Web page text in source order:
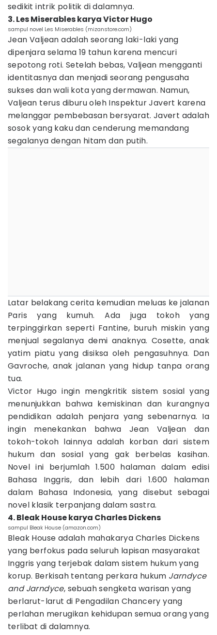
sedikit intrik politik di dalamnya.
3. Les Miserables karya Victor Hugo
sampul novel Les Miserables (mizanstore.com)
Jean Valjean adalah seorang laki-laki yang
dipenjara selama 19 tahun karena mencuri
sepotong roti. Setelah bebas, Valjean mengganti
identitasnya dan menjadi seorang pengusaha
sukses dan wali kota yang dermawan. Namun,
Valjean terus diburu oleh Inspektur Javert karena
melanggar pembebasan bersyarat. Javert adalah
sosok yang kaku dan cenderung memandang
segalanya dengan hitam dan putih.
Latar belakang cerita kemudian meluas ke jalanan
Paris yang kumuh. Ada juga tokoh yang
terpinggirkan seperti Fantine, buruh miskin yang
menjual segalanya demi anaknya. Cosette, anak
yatim piatu yang disiksa oleh pengasuhnya. Dan
Gavroche, anak jalanan yang hidup tanpa orang
tua.
Victor Hugo ingin mengkritik sistem sosial yang
menunjukkan bahwa kemiskinan dan kurangnya
pendidikan adalah penjara yang sebenarnya. Ia
ingin menekankan bahwa Jean Valjean dan
tokoh-tokoh lainnya adalah korban dari sistem
hukum dan sosial yang gak berbelas kasihan.
Novel ini berjumlah 1.500 halaman dalam edisi
Bahasa Inggris, dan lebih dari 1.600 halaman
dalam Bahasa Indonesia, yang disebut sebagai
novel klasik terpanjang dalam sastra.
4. Bleak House karya Charles Dickens
sampul Bleak House (amazon.com)
Bleak House adalah mahakarya Charles Dickens
yang berfokus pada seluruh lapisan masyarakat
Inggris yang terjebak dalam sistem hukum yang
korup. Berkisah tentang perkara hukum Jarndyce
and Jarndyce, sebuah sengketa warisan yang
berlarut-larut di Pengadilan Chancery yang
perlahan merugikan kehidupan semua orang yang
terlibat di dalamnya.